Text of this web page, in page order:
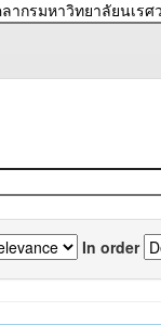
In order